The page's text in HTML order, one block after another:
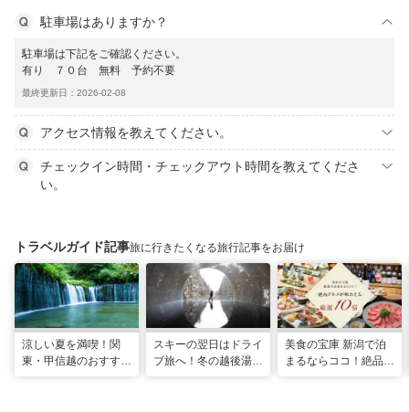
駐車場はありますか？
駐車場は下記をご確認ください。
有り ７０台 無料 予約不要
最終更新日：2026-02-08
アクセス情報を教えてください。
チェックイン時間・チェックアウト時間を教えてくださ
い。
トラベルガイド記事旅に行きたくなる旅行記事をお届け
涼しい夏を満喫！関
東・甲信越のおすすめ
スキーの翌日はドライ
ブ旅へ！冬の越後湯沢
美食の宝庫 新潟で泊
まるならココ！絶品グ